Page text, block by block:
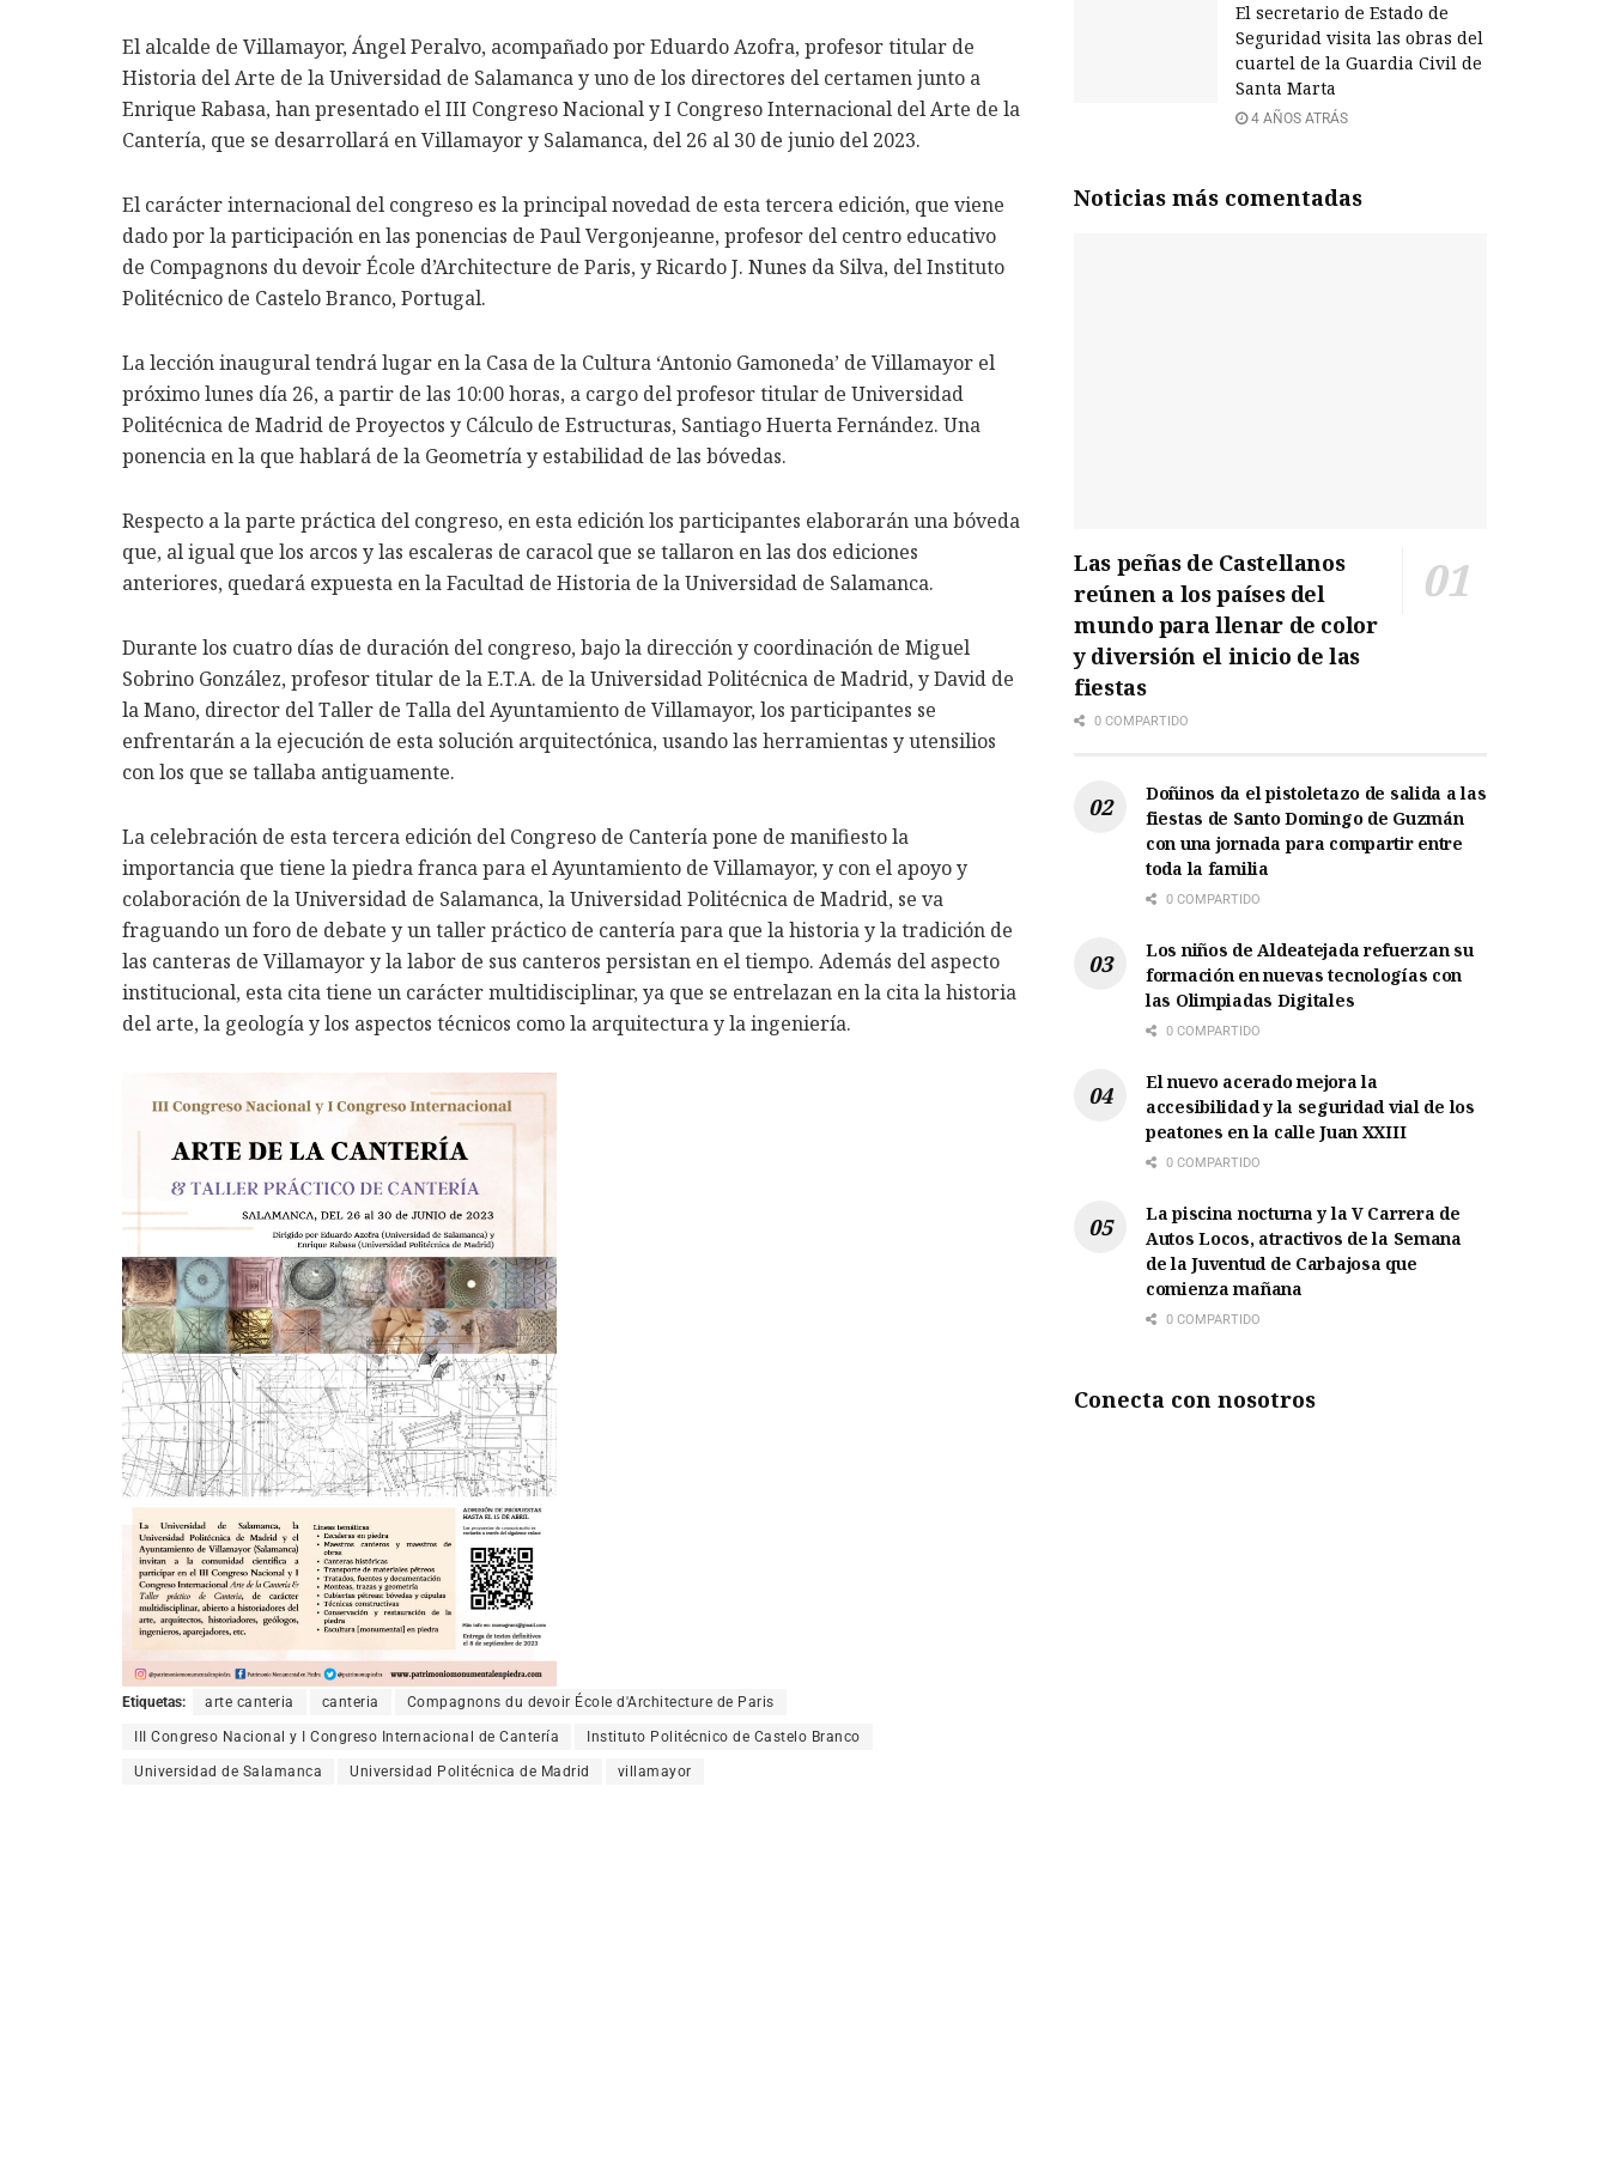
El alcalde de Villamayor, Ángel Peralvo, acompañado por Eduardo Azofra, profesor titular de
Historia del Arte de la Universidad de Salamanca y uno de los directores del certamen junto a
Enrique Rabasa, han presentado el III Congreso Nacional y I Congreso Internacional del Arte de la
Cantería, que se desarrollará en Villamayor y Salamanca, del 26 al 30 de junio del 2023.
El carácter internacional del congreso es la principal novedad de esta tercera edición, que viene
dado por la participación en las ponencias de Paul Vergonjeanne, profesor del centro educativo
de Compagnons du devoir École d’Architecture de Paris, y Ricardo J. Nunes da Silva, del Instituto
Politécnico de Castelo Branco, Portugal.
La lección inaugural tendrá lugar en la Casa de la Cultura ‘Antonio Gamoneda’ de Villamayor el
próximo lunes día 26, a partir de las 10:00 horas, a cargo del profesor titular de Universidad
Politécnica de Madrid de Proyectos y Cálculo de Estructuras, Santiago Huerta Fernández. Una
ponencia en la que hablará de la Geometría y estabilidad de las bóvedas.
Respecto a la parte práctica del congreso, en esta edición los participantes elaborarán una bóveda
que, al igual que los arcos y las escaleras de caracol que se tallaron en las dos ediciones
anteriores, quedará expuesta en la Facultad de Historia de la Universidad de Salamanca.
Durante los cuatro días de duración del congreso, bajo la dirección y coordinación de Miguel
Sobrino González, profesor titular de la E.T.A. de la Universidad Politécnica de Madrid, y David de
la Mano, director del Taller de Talla del Ayuntamiento de Villamayor, los participantes se
enfrentarán a la ejecución de esta solución arquitectónica, usando las herramientas y utensilios
con los que se tallaba antiguamente.
La celebración de esta tercera edición del Congreso de Cantería pone de manifiesto la
importancia que tiene la piedra franca para el Ayuntamiento de Villamayor, y con el apoyo y
colaboración de la Universidad de Salamanca, la Universidad Politécnica de Madrid, se va
fraguando un foro de debate y un taller práctico de cantería para que la historia y la tradición de
las canteras de Villamayor y la labor de sus canteros persistan en el tiempo. Además del aspecto
institucional, esta cita tiene un carácter multidisciplinar, ya que se entrelazan en la cita la historia
del arte, la geología y los aspectos técnicos como la arquitectura y la ingeniería.
Etiquetas: arte canteria canteria Compagnons du devoir École d'Architecture de Paris
III Congreso Nacional y I Congreso Internacional de Cantería Instituto Politécnico de Castelo Branco
Universidad de Salamanca Universidad Politécnica de Madrid villamayor
El secretario de Estado de
Seguridad visita las obras del
cuartel de la Guardia Civil de
Santa Marta
4 AÑOS ATRÁS
Noticias más comentadas
Las peñas de Castellanos
reúnen a los países del
mundo para llenar de color
y diversión el inicio de las
fiestas
0 COMPARTIDO
Doñinos da el pistoletazo de salida a las
fiestas de Santo Domingo de Guzmán
con una jornada para compartir entre
toda la familia
0 COMPARTIDO
Los niños de Aldeatejada refuerzan su
formación en nuevas tecnologías con
las Olimpiadas Digitales
0 COMPARTIDO
El nuevo acerado mejora la
accesibilidad y la seguridad vial de los
peatones en la calle Juan XXIII
0 COMPARTIDO
La piscina nocturna y la V Carrera de
Autos Locos, atractivos de la Semana
de la Juventud de Carbajosa que
comienza mañana
0 COMPARTIDO
Conecta con nosotros